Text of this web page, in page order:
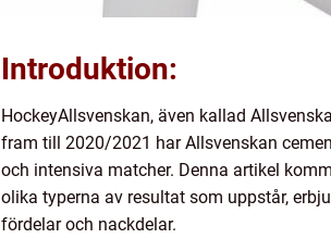
Introduktion:
HockeyAllsvenskan, även kallad
fram till 2020/2021 har Allsvenskan
och intensiva matcher. Denna artikel
olika typerna av resultat som uppstår,
fördelar och nackdelar.